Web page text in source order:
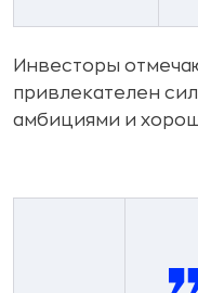
Инвесторы
привлекателен
амбициями и